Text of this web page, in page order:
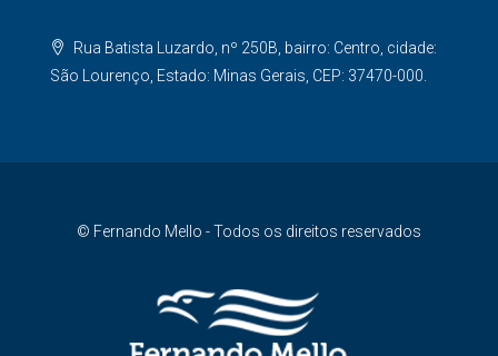
Rua Batista Luzardo, nº 250B, bairro: Centro, cidade:
São Lourenço, Estado: Minas Gerais, CEP: 37470-000.
© Fernando Mello - Todos os direitos reservados